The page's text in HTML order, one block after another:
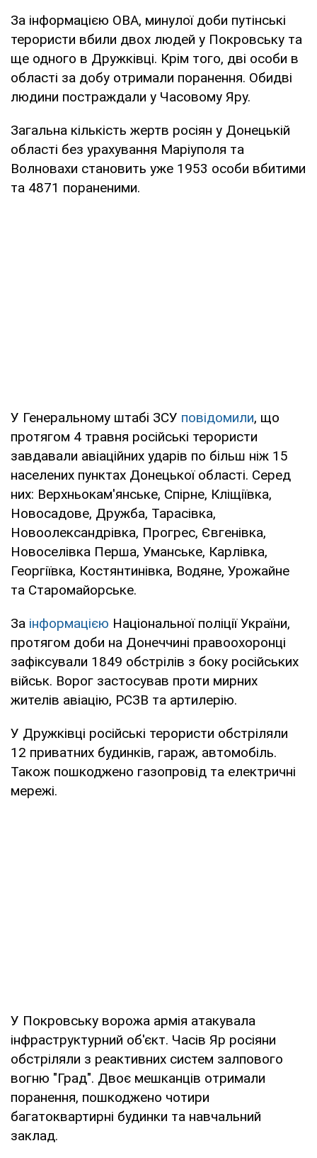
За інформацією ОВА, минулої доби путінські
терористи вбили двох людей у Покровську та
ще одного в Дружківці. Крім того, дві особи в
області за добу отримали поранення. Обидві
людини постраждали у Часовому Яру.
Загальна кількість жертв росіян у Донецькій
області без урахування Маріуполя та
Волновахи становить уже 1953 особи вбитими
та 4871 пораненими.
У Генеральному штабі ЗСУ повідомили, що
протягом 4 травня російські терористи
завдавали авіаційних ударів по більш ніж 15
населених пунктах Донецької області. Серед
них: Верхньокам'янське, Спірне, Кліщіївка,
Новосадове, Дружба, Тарасівка,
Новоолександрівка, Прогрес, Євгенівка,
Новоселівка Перша, Уманське, Карлівка,
Георгіївка, Костянтинівка, Водяне, Урожайне
та Старомайорське.
За інформацією Національної поліції України,
протягом доби на Донеччині правоохоронці
зафіксували 1849 обстрілів з боку російських
військ. Ворог застосував проти мирних
жителів авіацію, РСЗВ та артилерію.
У Дружківці російські терористи обстріляли
12 приватних будинків, гараж, автомобіль.
Також пошкоджено газопровід та електричні
мережі.
У Покровську ворожа армія атакувала
інфраструктурний об'єкт. Часів Яр росіяни
обстріляли з реактивних систем залпового
вогню "Град". Двоє мешканців отримали
поранення, пошкоджено чотири
багатоквартирні будинки та навчальний
заклад.